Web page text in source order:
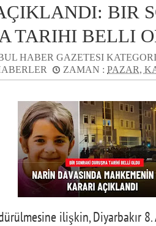
BIR
TARIHI BELLI
HABER GAZETESI
ZAMAN : PAZAR,
ilişkin, Diyarbakır 8.